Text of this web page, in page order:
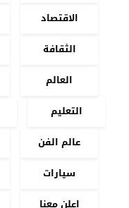
الاقتصاد
الثقافة
العالم
التعليم
عالم الفن
سيارات
اعلن معنا